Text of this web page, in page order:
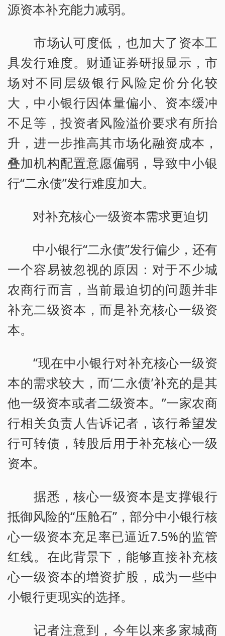
源资本补充能力减弱。
市场认可度低，也加大了资本工
具发行难度。财通证券研报显示，市
场对不同层级银行风险定价分化较
大，中小银行因体量偏小、资本缓冲
不足等，投资者风险溢价要求有所抬
升，进一步推高其市场化融资成本，
叠加机构配置意愿偏弱，导致中小银
行“二永债”发行难度加大。
对补充核心一级资本需求更迫切
中小银行“二永债”发行偏少，还有
一个容易被忽视的原因：对于不少城
农商行而言，当前最迫切的问题并非
补充二级资本，而是补充核心一级资
本。
“现在中小银行对补充核心一级资
本的需求较大，而‘二永债’补充的是其
他一级资本或者二级资本。”一家农商
行相关负责人告诉记者，该行希望发
行可转债，转股后用于补充核心一级
资本。
据悉，核心一级资本是支撑银行
抵御风险的“压舱石”，部分中小银行核
心一级资本充足率已逼近7.5%的监管
红线。在此背景下，能够直接补充核
心一级资本的增资扩股，成为一些中
小银行更现实的选择。
记者注意到，今年以来多家城商